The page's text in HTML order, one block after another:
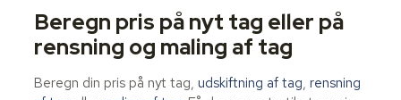
Beregn pris på nyt tag eller på
rensning og maling af tag
Beregn din pris på nyt tag, udskiftning af tag, rensning